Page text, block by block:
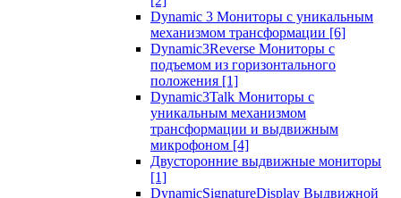
Dynamic 3 Мониторы с уникальным
механизмом трансформации [6]
Dynamic3Reverse Мониторы с
подъемом из горизонтального
положения [1]
Dynamic3Talk Мониторы с
уникальным механизмом
трансформации и выдвижным
микрофоном [4]
Двусторонние выдвижные мониторы
[1]
DynamicSignatureDisplay Выдвижной